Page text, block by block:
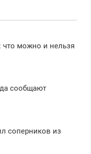
что можно и нельзя
сообщают
соперников из